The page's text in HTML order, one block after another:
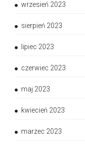
wrzesień 2023
sierpień 2023
lipiec 2023
czerwiec 2023
maj 2023
kwiecień 2023
marzec 2023